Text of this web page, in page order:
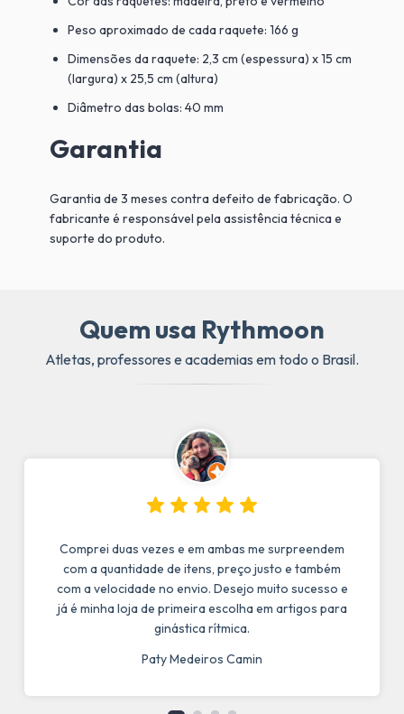
Peso aproximado de cada raquete: 166 g
Dimensões da raquete: 2,3 cm (espessura) x 15 cm
(largura) x 25,5 cm (altura)
Diâmetro das bolas: 40 mm
Garantia
Garantia de 3 meses contra defeito de fabricação. O
fabricante é responsável pela assistência técnica e
suporte do produto.
Quem usa Rythmoon
Atletas, professores e academias em todo o Brasil.
Comprei duas vezes e em ambas me surpreendem
com a quantidade de itens, preço justo e também
com a velocidade no envio. Desejo muito sucesso e
já é minha loja de primeira escolha em artigos para
ginástica rítmica.
Paty Medeiros Camin